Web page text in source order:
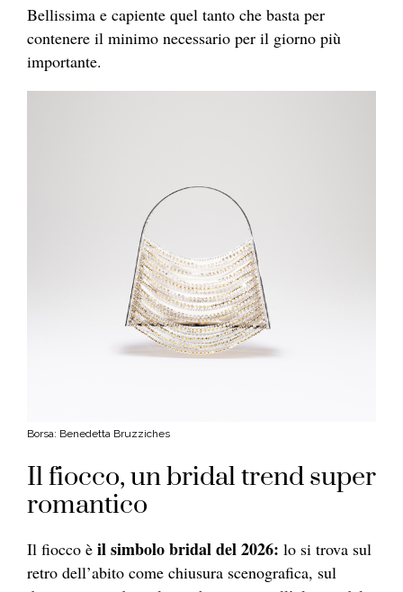
Bellissima e capiente quel tanto che basta per
contenere il minimo necessario per il giorno più
importante.
Borsa: Benedetta Bruzziches
Il fiocco, un bridal trend super
romantico
Il fiocco è il simbolo bridal del 2026: lo si trova sul
retro dell’abito come chiusura scenografica, sul